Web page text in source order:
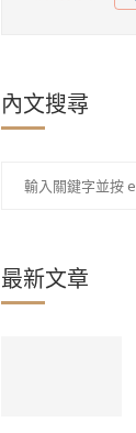
內文搜尋
最新文章